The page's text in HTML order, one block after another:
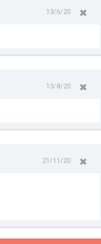
13/6/20
13/8/20
21/11/20